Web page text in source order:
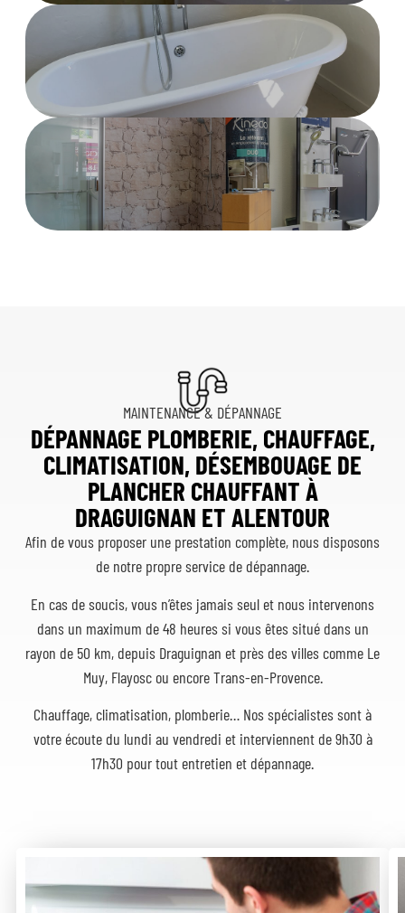
MAINTENANCE & DÉPANNAGE
DÉPANNAGE PLOMBERIE, CHAUFFAGE,
CLIMATISATION, DÉSEMBOUAGE DE
PLANCHER CHAUFFANT À
DRAGUIGNAN ET ALENTOUR
Afin de vous proposer une prestation complète, nous disposons
de notre propre service de dépannage.
En cas de soucis, vous n’êtes jamais seul et nous intervenons
dans un maximum de 48 heures si vous êtes situé dans un
rayon de 50 km, depuis Draguignan et près des villes comme Le
Muy, Flayosc ou encore Trans-en-Provence.
Chauffage, climatisation, plomberie… Nos spécialistes sont à
votre écoute du lundi au vendredi et interviennent de 9h30 à
17h30 pour tout entretien et dépannage.